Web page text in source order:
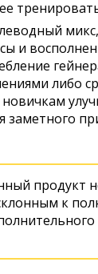
и
либо
заметного
продукт
к